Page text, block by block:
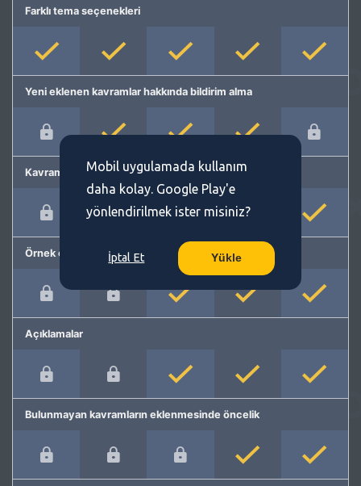
Farklı tema seçenekleri
Yeni eklenen kavramlar hakkında bildirim alma
Kavram önerme
Örnek cümleler
Açıklamalar
Bulunmayan kavramların eklenmesinde öncelik
Mobil uygulamada kullanım
daha kolay. Google Play'e
yönlendirilmek ister misiniz?
İptal Et Yükle